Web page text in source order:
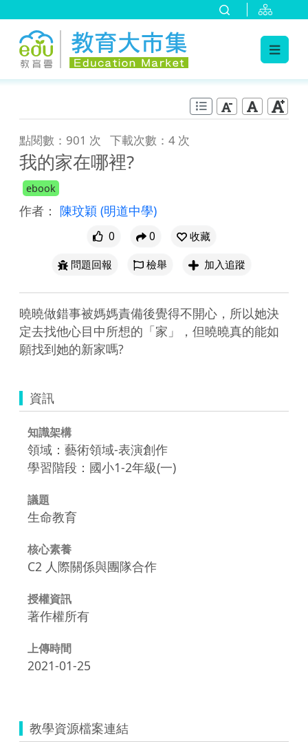
點閱數：901 次 下載次數：4 次
我的家在哪裡?
ebook
作者： 陳玟穎 (明道中學)
0 0
收藏
問題回報
檢舉 加入追蹤
曉曉做錯事被媽媽責備後覺得不開心，所以她決
定去找他心目中所想的「家」，但曉曉真的能如
願找到她的新家嗎?
資訊
知識架構
領域：藝術領域-表演創作
學習階段：國小1-2年級(一)
議題
生命教育
核心素養
C2 人際關係與團隊合作
授權資訊
著作權所有
上傳時間
2021-01-25
教學資源檔案連結